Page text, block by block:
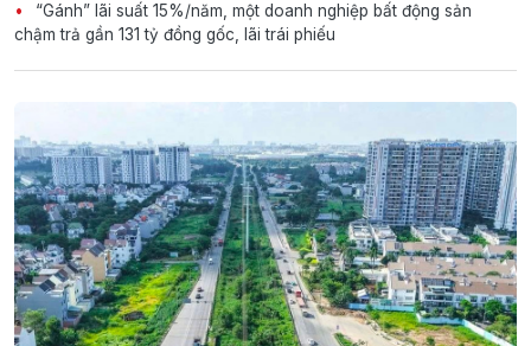
“Gánh” lãi suất 15%/năm, một doanh nghiệp bất động sản
chậm trả gần 131 tỷ đồng gốc, lãi trái phiếu